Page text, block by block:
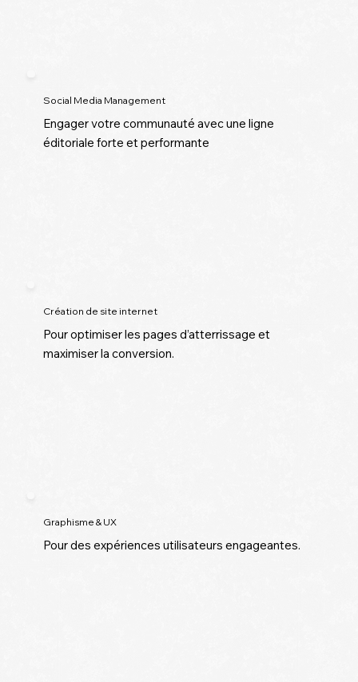
Social Media Management
Engager votre communauté avec une ligne
éditoriale forte et performante
Création de site internet
Pour optimiser les pages d’atterrissage et
maximiser la conversion.
Graphisme & UX
Pour des expériences utilisateurs engageantes.